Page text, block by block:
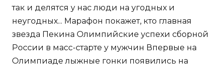
так и делятся у нас люди на угодных и
неугодных... Марафон покажет, кто главная
звезда Пекина Олимпийские успехи сборной
России в масс-старте у мужчин Впервые на
Олимпиаде лыжные гонки появились на